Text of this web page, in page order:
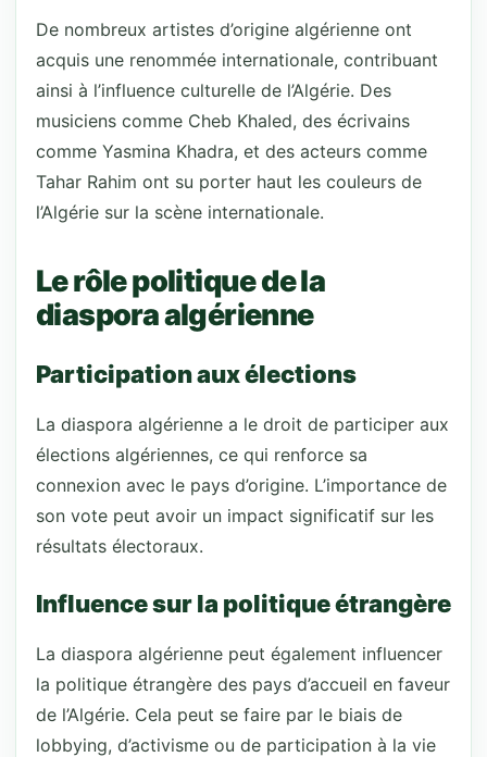
De nombreux artistes d’origine algérienne ont
acquis une renommée internationale, contribuant
ainsi à l’influence culturelle de l’Algérie. Des
musiciens comme Cheb Khaled, des écrivains
comme Yasmina Khadra, et des acteurs comme
Tahar Rahim ont su porter haut les couleurs de
l’Algérie sur la scène internationale.
Le rôle politique de la
diaspora algérienne
Participation aux élections
La diaspora algérienne a le droit de participer aux
élections algériennes, ce qui renforce sa
connexion avec le pays d’origine. L’importance de
son vote peut avoir un impact significatif sur les
résultats électoraux.
Influence sur la politique étrangère
La diaspora algérienne peut également influencer
la politique étrangère des pays d’accueil en faveur
de l’Algérie. Cela peut se faire par le biais de
lobbying, d’activisme ou de participation à la vie